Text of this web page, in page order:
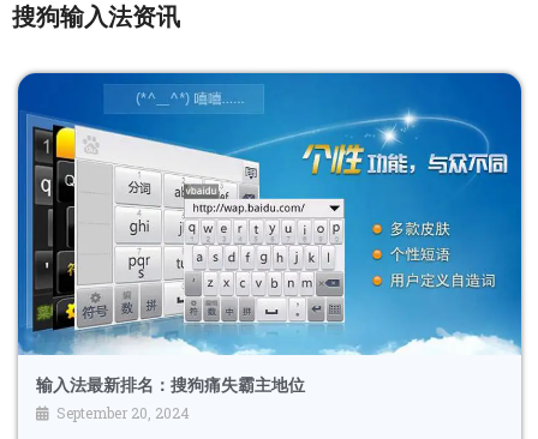
搜狗输入法资讯
输入法最新排名：搜狗痛失霸主地位
September 20, 2024